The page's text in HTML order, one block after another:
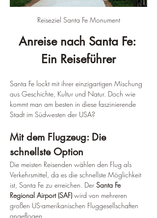
Reiseziel Santa Fe Monument
Anreise nach Santa Fe:
Ein Reiseführer
Santa Fe lockt mit ihrer einzigartigen Mischung
aus Geschichte, Kultur und Natur. Doch wie
kommt man am besten in diese faszinierende
Stadt im Südwesten der USA?
Mit dem Flugzeug: Die
schnellste Option
Die meisten Reisenden wählen den Flug als
Verkehrsmittel, da es die schnellste Möglichkeit
ist, Santa Fe zu erreichen. Der Santa Fe
Regional Airport (SAF) wird von mehreren
großen US-amerikanischen Fluggesellschaften
angeflogen.